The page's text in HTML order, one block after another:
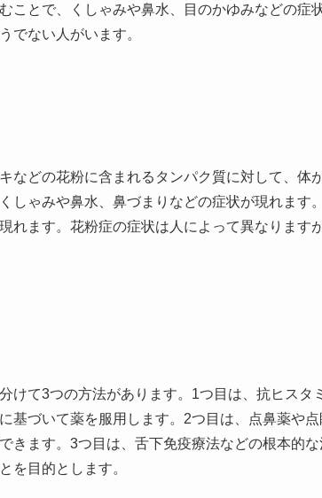
ことで、くしゃみや鼻水、目のかゆみなどの症
でない人がいます。
などの花粉に含まれるタンパク質に対して、体
しゃみや鼻水、鼻づまりなどの症状が現れます
れます。花粉症の症状は人によって異なります
けて3つの方法があります。1つ目は、抗ヒスタ
基づいて薬を服用します。2つ目は、点鼻薬や
きます。3つ目は、舌下免疫療法などの根本的
を目的とします。